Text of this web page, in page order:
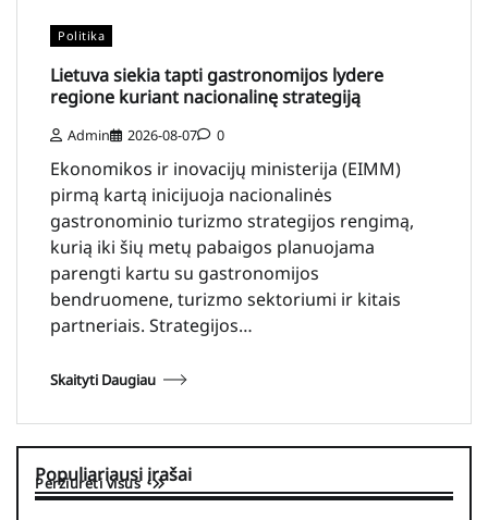
Politika
Lietuva siekia tapti gastronomijos lydere
regione kuriant nacionalinę strategiją
Admin 2026-08-07 0
Ekonomikos ir inovacijų ministerija (EIMM)
pirmą kartą inicijuoja nacionalinės
gastronominio turizmo strategijos rengimą,
kurią iki šių metų pabaigos planuojama
parengti kartu su gastronomijos
bendruomene, turizmo sektoriumi ir kitais
partneriais. Strategijos…
Skaityti Daugiau
Populiariausi įrašai
Peržiūrėti visus